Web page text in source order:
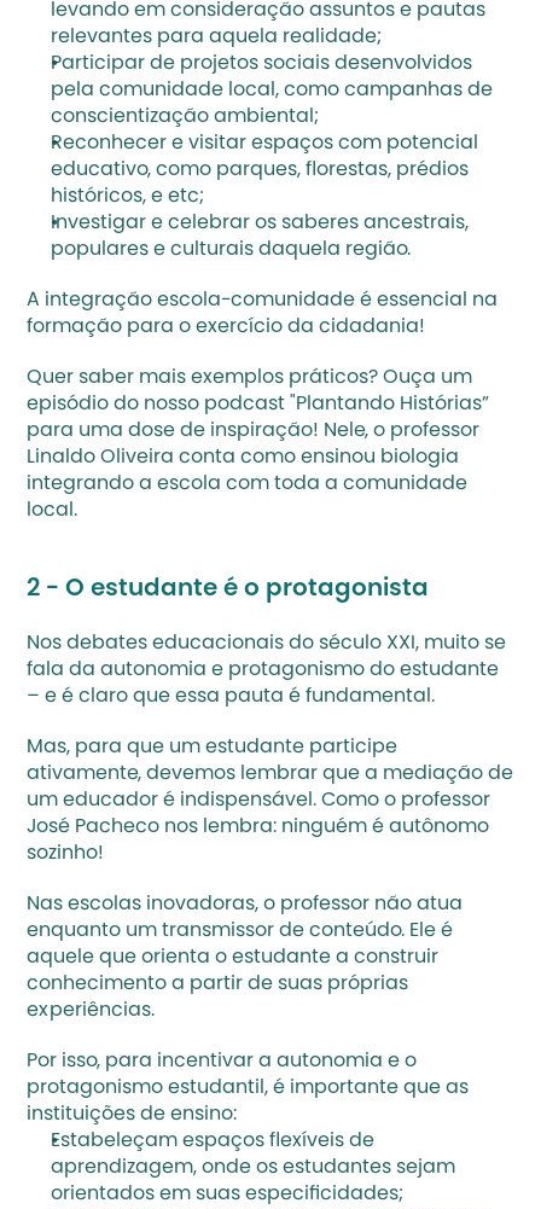
levando em consideração assuntos e pautas
relevantes para aquela realidade;
Participar de projetos sociais desenvolvidos
pela comunidade local, como campanhas de
conscientização ambiental;
Reconhecer e visitar espaços com potencial
educativo, como parques, florestas, prédios
históricos, e etc;
Investigar e celebrar os saberes ancestrais,
populares e culturais daquela região.
A integração escola-comunidade é essencial na
formação para o exercício da cidadania!
Quer saber mais exemplos práticos? Ouça um
episódio do nosso podcast "Plantando Histórias”
para uma dose de inspiração! Nele, o professor
Linaldo Oliveira conta como ensinou biologia
integrando a escola com toda a comunidade
local.
2 - O estudante é o protagonista
Nos debates educacionais do século XXI, muito se
fala da autonomia e protagonismo do estudante
– e é claro que essa pauta é fundamental.
Mas, para que um estudante participe
ativamente, devemos lembrar que a mediação de
um educador é indispensável. Como o professor
José Pacheco nos lembra: ninguém é autônomo
sozinho!
Nas escolas inovadoras, o professor não atua
enquanto um transmissor de conteúdo. Ele é
aquele que orienta o estudante a construir
conhecimento a partir de suas próprias
experiências.
Por isso, para incentivar a autonomia e o
protagonismo estudantil, é importante que as
instituições de ensino:
Estabeleçam espaços flexíveis de
aprendizagem, onde os estudantes sejam
orientados em suas especificidades;